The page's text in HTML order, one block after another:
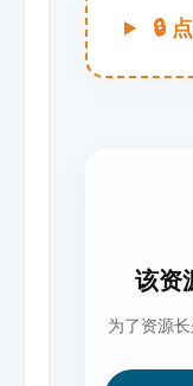
🔒
该资
为了资源